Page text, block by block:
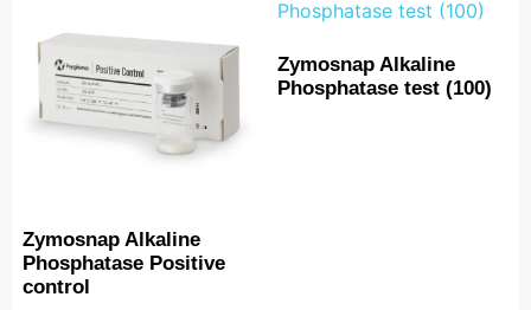
Zymosnap Alkaline
Phosphatase Positive
control
Zymosnap Alkaline
Phosphatase test (100)